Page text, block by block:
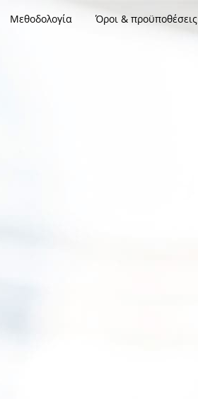
Μεθοδολογία Όροι & προϋποθέσεις